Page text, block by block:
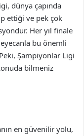
dünya çapında
ettiği ve pek çok
Her yıl finale
bu önemli
Şampiyonlar Ligi
bilmeniz
en güvenilir yolu,